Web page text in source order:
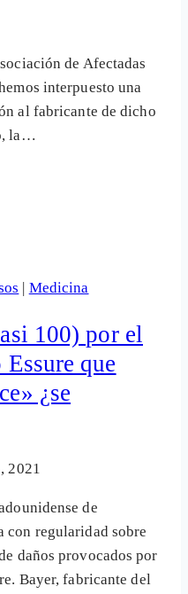
de Afectadas
interpuesto una
al fabricante de dicho
la…
Medicina
100) por el
que
¿se
2021
de
con regularidad sobre
daños provocados por
Bayer, fabricante del